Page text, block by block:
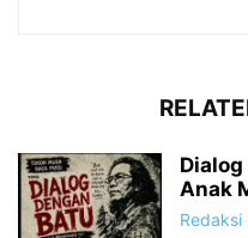
Anak
Redaksi